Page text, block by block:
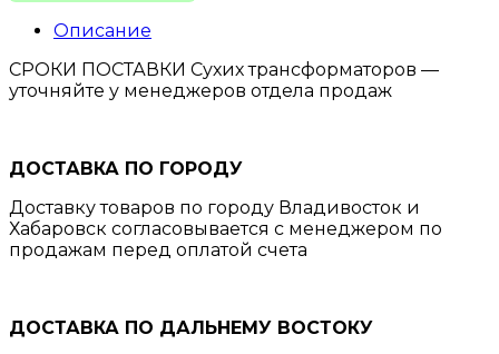
Описание
СРОКИ ПОСТАВКИ Сухих трансформаторов —
уточняйте у менеджеров отдела продаж
ДОСТАВКА ПО ГОРОДУ
Доставку товаров по городу Владивосток и
Хабаровск согласовывается с менеджером по
продажам перед оплатой счета
ДОСТАВКА ПО ДАЛЬНЕМУ ВОСТОКУ